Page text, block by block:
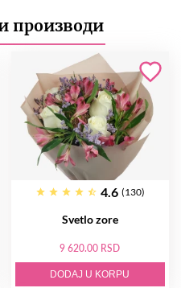
производи
4.6 (130)
Svetlo zore
9 620.00 RSD
DODAJ U KORPU